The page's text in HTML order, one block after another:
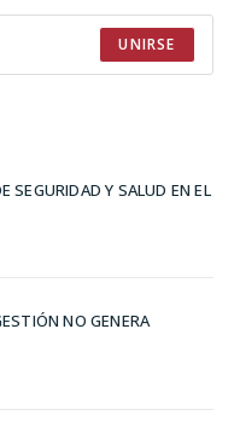
UNIRSE
SEGURIDAD Y SALUD EN EL
NO GENERA